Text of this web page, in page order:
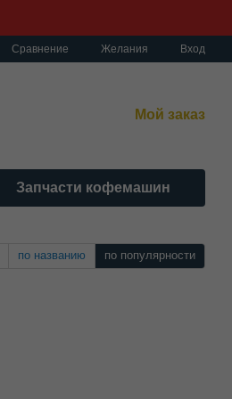
Сравнение Желания Вход
Мой заказ
Запчасти кофемашин
по названию по популярности